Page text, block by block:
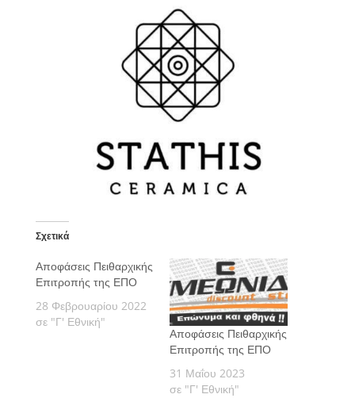
Σχετικά
Αποφάσεις Πειθαρχικής
Επιτροπής της ΕΠΟ
28 Φεβρουαρίου 2022
σε "Γ' Εθνική"
Αποφάσεις Πειθαρχικής
Επιτροπής της ΕΠΟ
31 Μαΐου 2023
σε "Γ' Εθνική"